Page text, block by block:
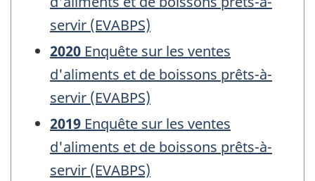
servir (EVABPS)
2020 Enquête sur les ventes
d'aliments et de boissons prêts-à-
servir (EVABPS)
2019 Enquête sur les ventes
d'aliments et de boissons prêts-à-
servir (EVABPS)